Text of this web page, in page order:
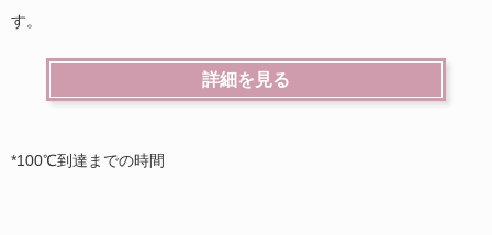
す。
詳細を見る
*100℃到達までの時間